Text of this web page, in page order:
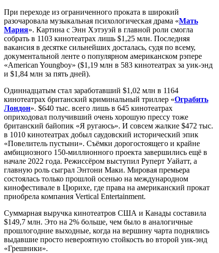
При переходе из ограниченного проката в широкий
разочаровала музыкальная психологическая драма «Мать
Мария». Картина с Энн Хэтэуэй в главной роли смогла
собрать в 1103 кинотеатрах лишь $1,25 млн. Последняя
вакансия в десятке сильнейших досталась, судя по всему,
документальной ленте о популярном американском рэпере
«American Youngboy» ($1,19 млн в 583 кинотеатрах за уик-энд
и $1,84 млн за пять дней).
Одиннадцатым стал заработавший $1,02 млн в 1164
кинотеатрах британский криминальный триллер «Ограбить
Лондон». $640 тыс. всего лишь в 645 кинотеатрах
оприходовал получивший очень хорошую прессу тоже
британский байопик «Я ругаюсь». И совсем жалкие $472 тыс.
в 1010 кинотеатрах добыл саудовский исторический эпик
«Повелитель пустыни». Съёмки дорогостоящего и крайне
амбициозного 150-миллионного проекта завершились ещё в
начале 2022 года. Режиссёром выступил Руперт Уайатт, а
главную роль сыграл Энтони Маки. Мировая премьера
состоялась только прошлой осенью на международном
кинофестивале в Цюрихе, где права на американский прокат
приобрела компания Vertical Entertainment.
Суммарная выручка кинотеатров США и Канады составила
$149,7 млн. Это на 2% больше, чем было в аналогичные
прошлогодние выходные, когда на вершину чарта поднялись
выдавшие просто невероятную стойкость во второй уик-энд
«Грешники».